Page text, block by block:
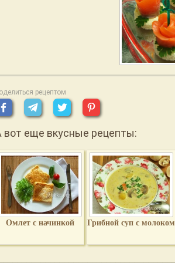
рецептом
вот еще вкусные рецепты:
Омлет с начинкой Грибной суп с молоком